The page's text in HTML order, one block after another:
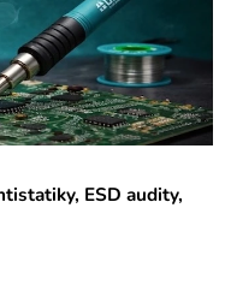
ESD audity,